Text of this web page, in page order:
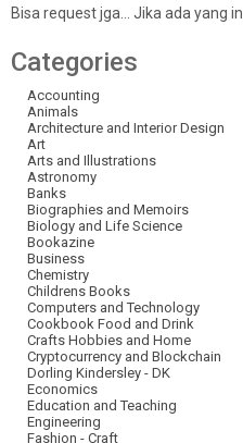
Bisa request jga… Jika ada yang
Categories
Accounting
Animals
Architecture and Interior Design
Art
Arts and Illustrations
Astronomy
Banks
Biographies and Memoirs
Biology and Life Science
Bookazine
Business
Chemistry
Childrens Books
Computers and Technology
Cookbook Food and Drink
Crafts Hobbies and Home
Cryptocurrency and Blockchain
Dorling Kindersley - DK
Economics
Education and Teaching
Engineering
Fashion - Craft